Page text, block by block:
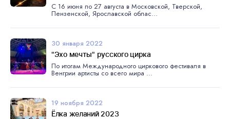
С 16 июня по 27 августа в Московской, Тверской,
Пензенской, Ярославской облас...
30 января 2022
"Эхо мечты" русского цирка
По итогам Международного циркового фестиваля в
Венгрии артисты со всего мира ...
19 ноября 2022
Ёлка желаний 2023